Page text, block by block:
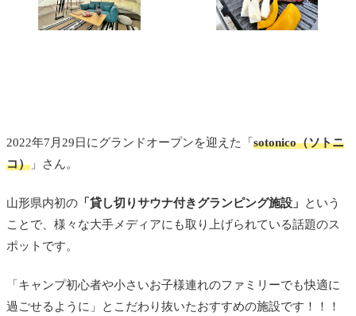
2022年7月29日にグランドオープンを迎えた「 sotonico（ソトニ
コ） 」さん。
山形県内初の 「貸し切りサウナ付きグランピング施設」
という
ことで、様々な大手メディアにも取り上げられている話題のス
ポットです。
「キャンプ初心者や小さいお子様連れのファミリーでも快適に
過ごせるように」とこだわり抜いたおすすめの施設です！！！